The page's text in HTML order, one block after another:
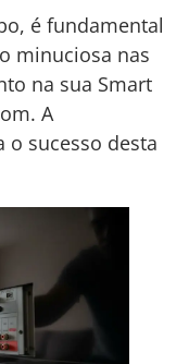
é fundamental
minuciosa nas
na sua Smart
A
o sucesso desta